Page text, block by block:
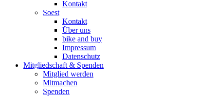
Kontakt
Soest
Kontakt
Über uns
bike and buy
Impressum
Datenschutz
Mitgliedschaft & Spenden
Mitglied werden
Mitmachen
Spenden